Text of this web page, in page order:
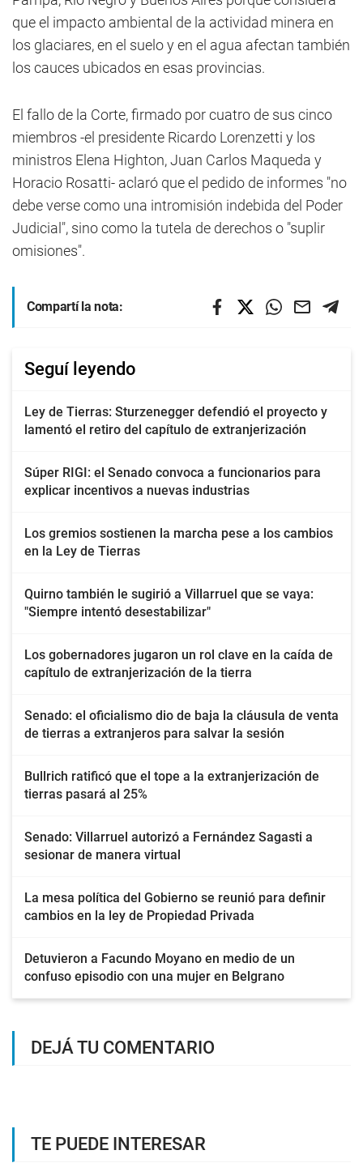
que el impacto ambiental de la actividad minera en
los glaciares, en el suelo y en el agua afectan también
los cauces ubicados en esas provincias.
El fallo de la Corte, firmado por cuatro de sus cinco
miembros -el presidente Ricardo Lorenzetti y los
ministros Elena Highton, Juan Carlos Maqueda y
Horacio Rosatti- aclaró que el pedido de informes "no
debe verse como una intromisión indebida del Poder
Judicial", sino como la tutela de derechos o "suplir
omisiones".
Compartí la nota:
Seguí leyendo
Ley de Tierras: Sturzenegger defendió el proyecto y
lamentó el retiro del capítulo de extranjerización
Súper RIGI: el Senado convoca a funcionarios para
explicar incentivos a nuevas industrias
Los gremios sostienen la marcha pese a los cambios
en la Ley de Tierras
Quirno también le sugirió a Villarruel que se vaya:
"Siempre intentó desestabilizar"
Los gobernadores jugaron un rol clave en la caída de
capítulo de extranjerización de la tierra
Senado: el oficialismo dio de baja la cláusula de venta
de tierras a extranjeros para salvar la sesión
Bullrich ratificó que el tope a la extranjerización de
tierras pasará al 25%
Senado: Villarruel autorizó a Fernández Sagasti a
sesionar de manera virtual
La mesa política del Gobierno se reunió para definir
cambios en la ley de Propiedad Privada
Detuvieron a Facundo Moyano en medio de un
confuso episodio con una mujer en Belgrano
DEJÁ TU COMENTARIO
TE PUEDE INTERESAR